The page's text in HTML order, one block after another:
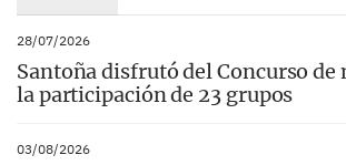
28/07/2026
Santoña disfrutó del Concurso
la participación de 23 grupos
03/08/2026